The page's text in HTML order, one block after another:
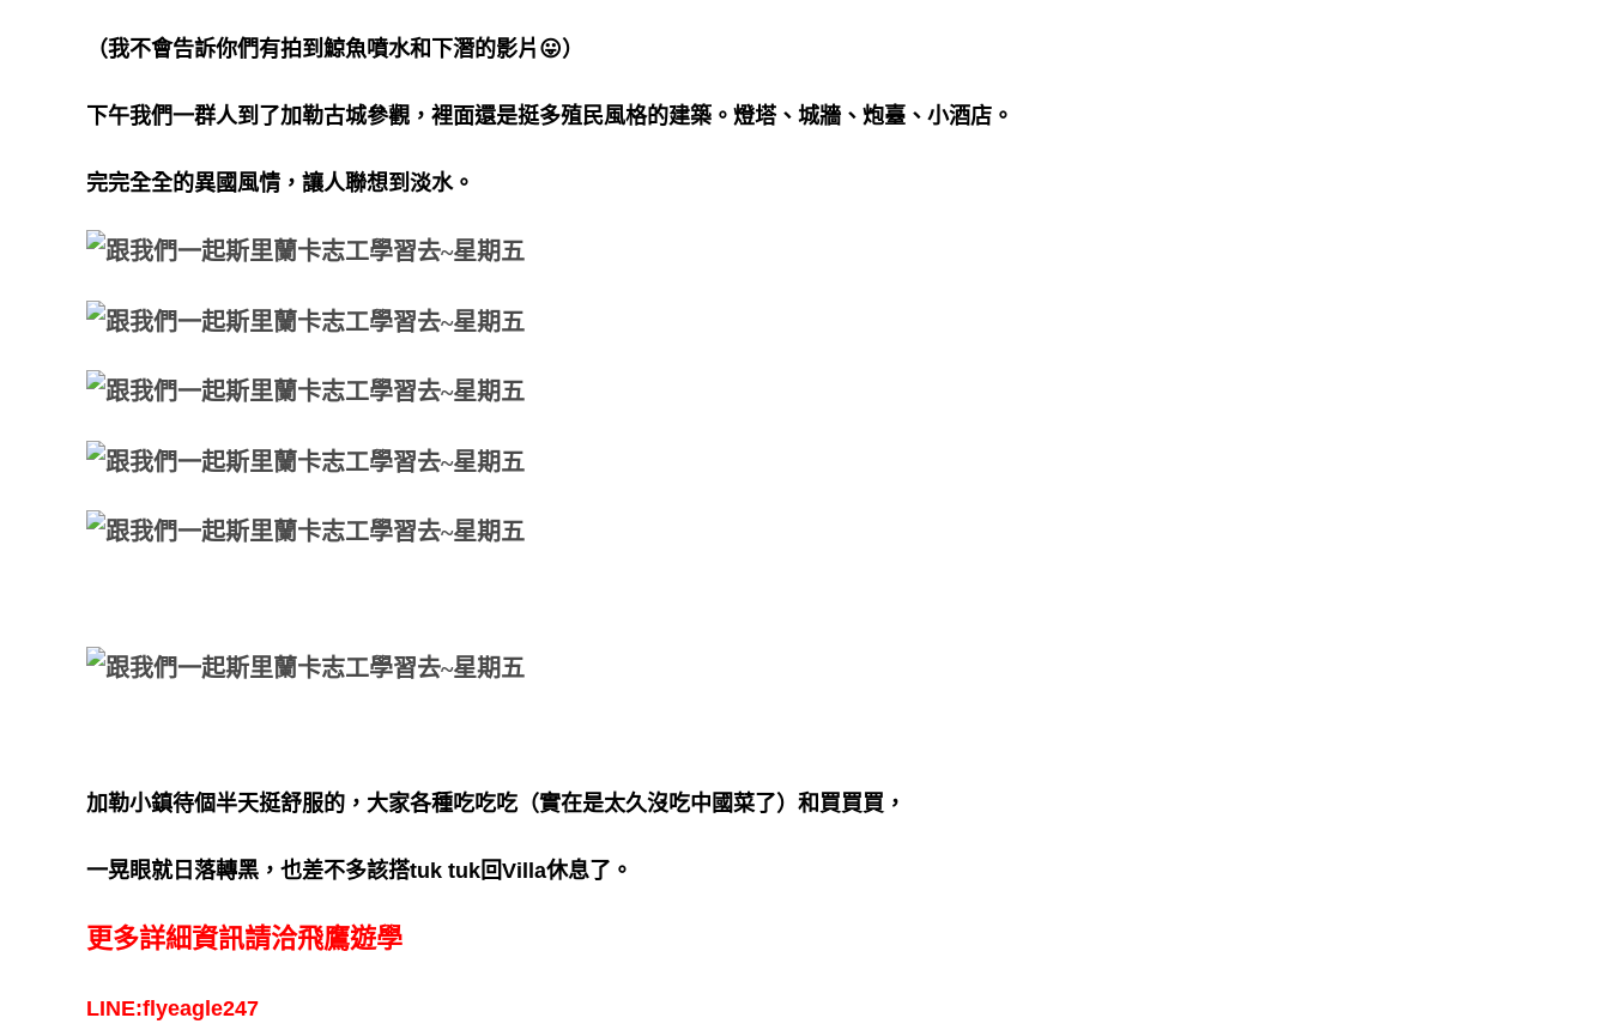
（我不會告訴你們有拍到鯨魚噴水和下潛的影片 😛）
下午我們一群人到了加勒古城參觀，裡面還是挺多殖民風格的建築。燈塔、城牆、炮臺、小酒店。
完完全全的異國風情，讓人聯想到淡水。
加勒小鎮待個半天挺舒服的，大家各種吃吃吃（實在是太久沒吃中國菜了）和買買買，
一晃眼就日落轉黑，也差不多該搭tuk tuk回Villa休息了。
更多詳細資訊請洽飛鷹遊學
LINE:flyeagle247